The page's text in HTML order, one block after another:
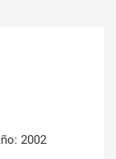
2002